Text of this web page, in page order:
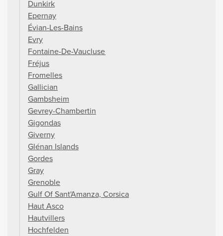
Dunkirk
Epernay
Évian-Les-Bains
Evry
Fontaine-De-Vaucluse
Fréjus
Fromelles
Gallician
Gambsheim
Gevrey-Chambertin
Gigondas
Giverny
Glénan Islands
Gordes
Gray
Grenoble
Gulf Of Sant'Amanza, Corsica
Haut Asco
Hautvillers
Hochfelden